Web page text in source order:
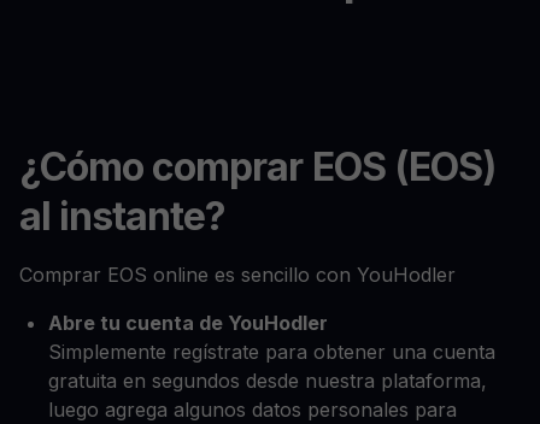
¿Cómo comprar EOS (EOS)
al instante?
Comprar EOS online es sencillo con YouHodler
Abre tu cuenta de YouHodler
Simplemente regístrate para obtener una cuenta
gratuita en segundos desde nuestra plataforma,
luego agrega algunos datos personales para